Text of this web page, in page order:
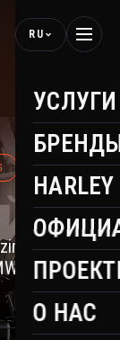
RU
УСЛУГИ
О НАС